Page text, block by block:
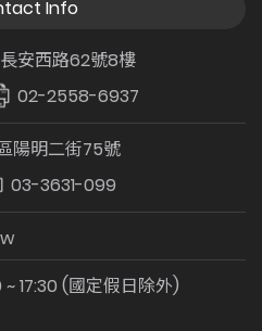
Info
安西路62號8樓
02-2558-6937
陽明二街75號
03-3631-099
~ 17:30 (國定假日除外)